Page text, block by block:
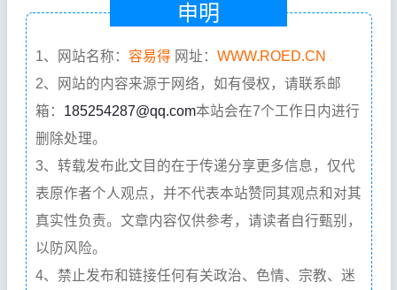
申明
1、网站名称： 容易得 网址： WWW.ROED.CN
2、网站的内容来源于网络，如有侵权，请联系邮
箱： 185254287@qq.com本站会在7个工作日内进行
删除处理。
3、转载发布此文目的在于传递分享更多信息，仅代
表原作者个人观点，并不代表本站赞同其观点和对其
真实性负责。文章内容仅供参考，请读者自行甄别，
以防风险。
4、禁止发布和链接任何有关政治、色情、宗教、迷